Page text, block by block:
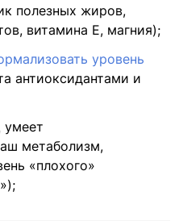
полезных жиров,
витамина Е, магния);
уровень
антиоксидантами и
умеет
метаболизм,
«плохого»